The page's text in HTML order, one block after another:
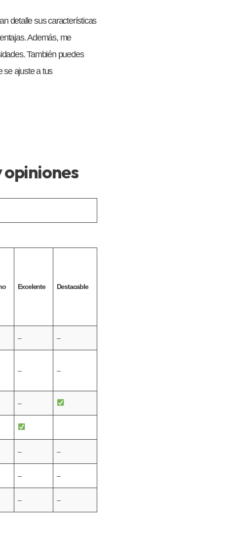
detalle sus características
Además, me
También puedes
ajuste a tus
Excelente Destacable
– –
– –
–
– –
– –
– –